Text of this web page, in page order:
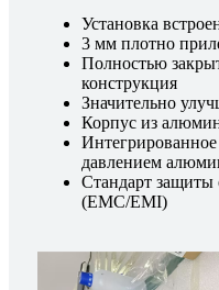
Установка
3 мм плотно
Полностью
конструкция
Значительно
Корпус из
давлением
Стандарт защиты
(EMC/EMI)